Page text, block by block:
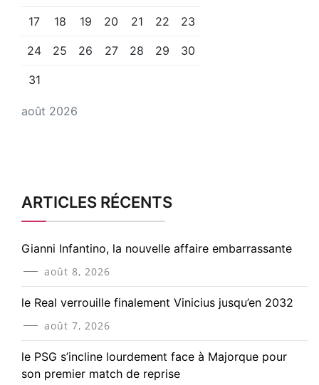
août 2026
17 18 19 20 21 22 23
24 25 26 27 28 29 30
31
ARTICLES RÉCENTS
Gianni Infantino, la nouvelle affaire embarrassante
août 8, 2026
le Real verrouille finalement Vinicius jusqu’en 2032
août 7, 2026
le PSG s’incline lourdement face à Majorque pour
son premier match de reprise